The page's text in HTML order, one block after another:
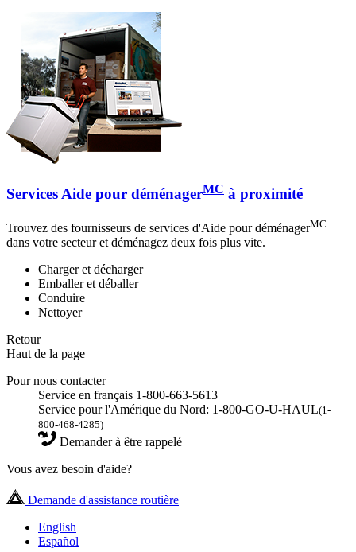
Services Aide pour déménagerMC à proximité
Trouvez des fournisseurs de services d'Aide pour déménagerMC
dans votre secteur et déménagez deux fois plus vite.
Charger et décharger
Emballer et déballer
Conduire
Nettoyer
Retour
Haut de la page
Pour nous contacter
Service en français 1-800-663-5613
Service pour l'Amérique du Nord: 1-800-GO-U-HAUL(1-
800-468-4285)
Demander à être rappelé
Vous avez besoin d'aide?
Demande d'assistance routière
English
Español